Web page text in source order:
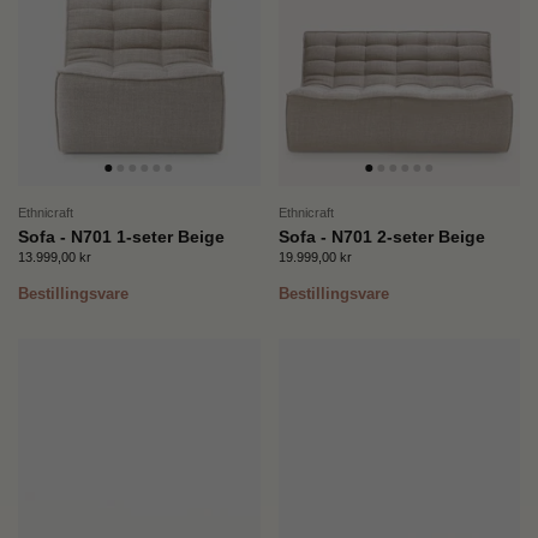
Ethnicraft
Sofa - N701 1-seter Beige
Pris:
13.999,00 kr
Bestillingsvare
Ethnicraft
Sofa - N701 2-seter Beige
Pris:
19.999,00 kr
Bestillingsvare